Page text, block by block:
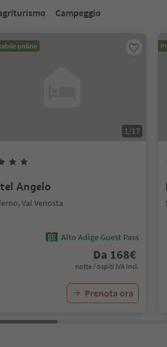
Campeggio
online
1/17
Angelo
Val Venosta
Alto Adige Guest Pass
Da 168€
notte / ospiti IVA incl.
Prenota ora